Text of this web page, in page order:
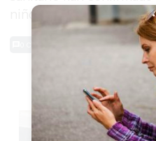
niño de ocho años
TE